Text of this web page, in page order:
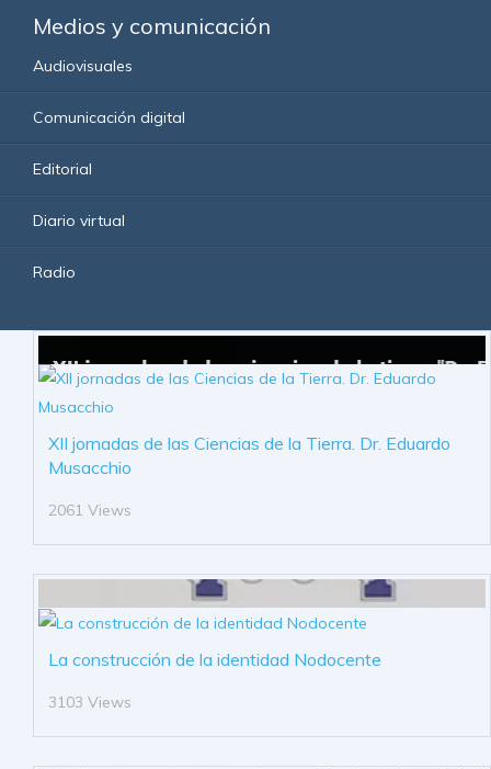
Medios y comunicación
Audiovisuales
Comunicación digital
Editorial
Diario virtual
Radio
XII jornadas de las Ciencias de la Tierra. Dr. Eduardo
Musacchio
2061 Views
La construcción de la identidad Nodocente
3103 Views